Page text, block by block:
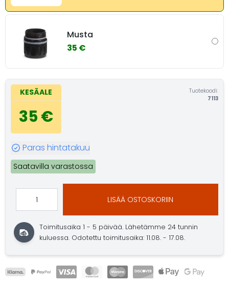
Musta
35 €
KESÄALE
35 €
Tuotekoodi:
7113
Paras hintatakuu
Saatavilla varastossa
LISÄÄ OSTOSKORIIN
Toimitusaika 1 - 5 päivää. Lähetämme 24 tunnin
kuluessa. Odotettu toimitusaika: 11.08. - 17.08.